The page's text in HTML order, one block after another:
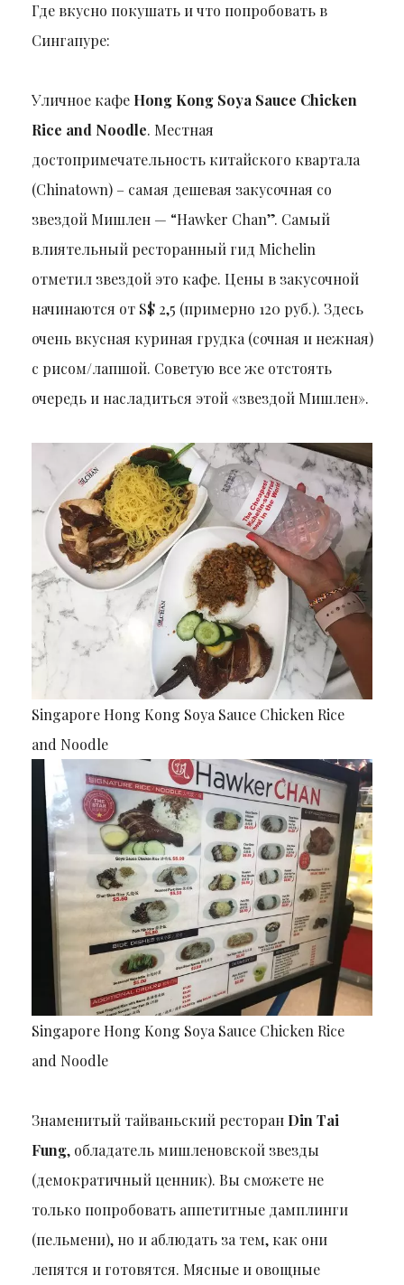
Где вкусно покушать и что попробовать в
Сингапуре:
Уличное кафе Hong Kong Soya Sauce Chicken
Rice and Noodle. Местная
достопримечательность китайского квартала
(Chinatown) – самая дешевая закусочная со
звездой Мишлен — “Hawker Chan”. Самый
влиятельный ресторанный гид Michelin
отметил звездой это кафе. Цены в закусочной
начинаются от S$ 2,5 (примерно 120 руб.). Здесь
очень вкусная куриная грудка (сочная и нежная)
с рисом/лапшой. Советую все же отстоять
очередь и насладиться этой «звездой Мишлен».
Singapore Hong Kong Soya Sauce Chicken Rice
and Noodle
Singapore Hong Kong Soya Sauce Chicken Rice
and Noodle
Знаменитый тайваньский ресторан Din Tai
Fung, обладатель мишленовской звезды
(демократичный ценник). Вы сможете не
только попробовать аппетитные дамплинги
(пельмени), но и аблюдать за тем, как они
лепятся и готовятся. Мясные и овощные